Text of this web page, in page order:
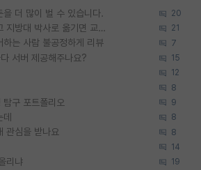
더 많이 벌 수 있습니다. 20
SSH 박사과정을 그만두고 지방대 박사로 옮기면 교수의 꿈은 끝일까요? 21
는 사람 불공정하게 리뷰 7
서버 제공해주나요? 15
12
8
탐구 포트폴리오 9
8
관심을 받나요 8
14
리냐 19